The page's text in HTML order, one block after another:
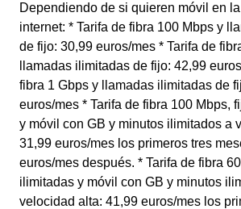
Dependiendo de si quieren móvil en
internet: * Tarifa de fibra 100 Mbps y
de fijo: 30,99 euros/mes * Tarifa de
llamadas ilimitadas de fijo: 42,99
fibra 1 Gbps y llamadas ilimitadas de
euros/mes * Tarifa de fibra 100 Mbps,
y móvil con GB y minutos ilimitados a
31,99 euros/mes los primeros tres
euros/mes después. * Tarifa de fibra
ilimitadas y móvil con GB y minutos
velocidad alta: 41,99 euros/mes los